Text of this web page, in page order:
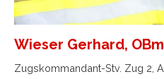
Wieser Gerhard, OBm
Zugskommandant-Stv. Zug 2,